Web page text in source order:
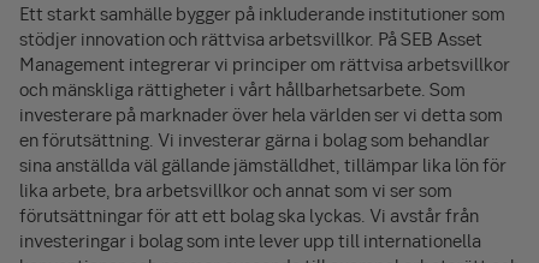
Ett starkt samhälle bygger på inkluderande institutioner som
stödjer innovation och rättvisa arbetsvillkor. På SEB Asset
Management integrerar vi principer om rättvisa arbetsvillkor
och mänskliga rättigheter i vårt hållbarhetsarbete. Som
investerare på marknader över hela världen ser vi detta som
en förutsättning. Vi investerar gärna i bolag som behandlar
sina anställda väl gällande jämställdhet, tillämpar lika lön för
lika arbete, bra arbetsvillkor och annat som vi ser som
förutsättningar för att ett bolag ska lyckas. Vi avstår från
investeringar i bolag som inte lever upp till internationella